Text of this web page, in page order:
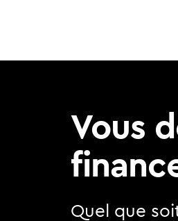
Vous
Quel que